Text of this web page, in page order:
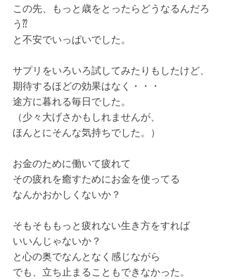
この先、もっと歳をとったらどうなるんだろ
う⁇
と不安でいっぱいでした。
サプリをいろいろ試してみたりもしたけど、
期待するほどの効果はなく・・・
途方に暮れる毎日でした。
（少々大げさかもしれませんが、
ほんとにそんな気持ちでした。）
お金のために働いて疲れて
その疲れを癒すためにお金を使ってる
なんかおかしくないか？
そもそももっと疲れない生き方をすれば
いいんじゃないか？
と心の奥でなんとなく感じながら
でも、立ち止まることもできなかった。